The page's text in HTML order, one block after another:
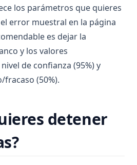
los parámetros que quieres
error muestral en la página
es dejar la
y los valores
de confianza (95%) y
(50%).
detener